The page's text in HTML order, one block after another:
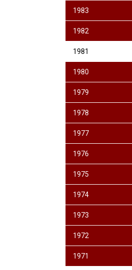
1983
1982
1981
1980
1979
1978
1977
1976
1975
1974
1973
1972
1971